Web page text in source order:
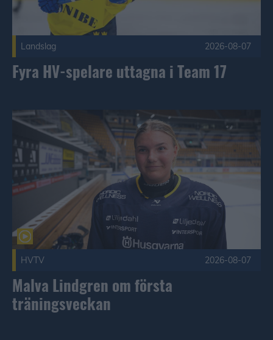
Landslag 2026-08-07
Fyra HV-spelare uttagna i Team 17
Malva Lindgren om första träningsveckan Publicerad 2026-
HVTV 2026-08-07
Malva Lindgren om första
träningsveckan